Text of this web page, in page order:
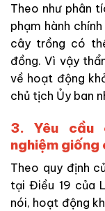
Theo như phân
phạm hành
cây trồng có
đồng. Vì vậy
về hoạt động
chủ tịch Ủy ban
3. Yêu cầu
nghiệm
Theo quy định
tại Điều 19 của
nói, hoạt động